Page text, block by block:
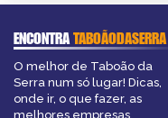
ENCONTRATABOÃODASERRA
O melhor de Taboão da
Serra num só lugar! Dicas,
onde ir, o que fazer, as
melhores empresas,